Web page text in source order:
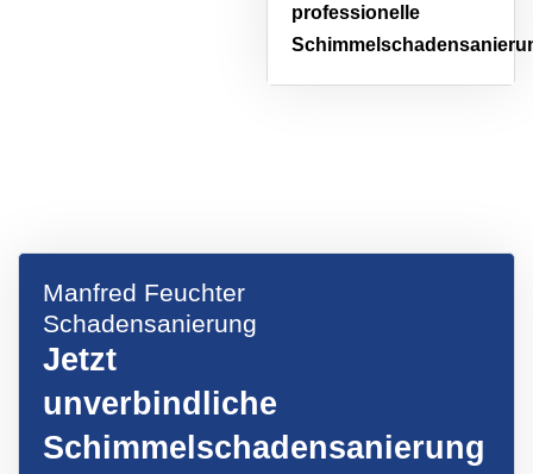
professionelle
Manfred Feuchter
Schadensanierung
Jetzt
unverbindliche
Schimmelschadensanierung